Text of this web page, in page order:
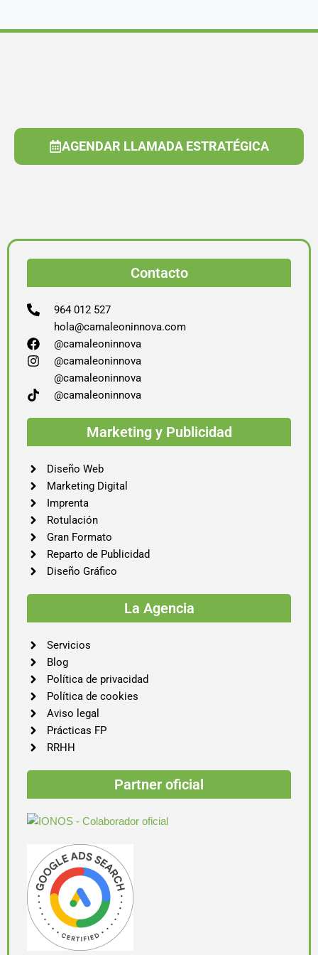
AGENDAR LLAMADA ESTRATÉGICA
Contacto
964 012 527
hola@camaleoninnova.com
@camaleoninnova
@camaleoninnova
@camaleoninnova
@camaleoninnova
Marketing y Publicidad
Diseño Web
Marketing Digital
Imprenta
Rotulación
Gran Formato
Reparto de Publicidad
Diseño Gráfico
La Agencia
Servicios
Blog
Política de privacidad
Política de cookies
Aviso legal
Prácticas FP
RRHH
Partner oficial